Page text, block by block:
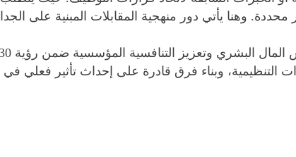
وهنا يأتي دور منهجية المقابلات المبنية على
التنظيمية، وبناء فرق قادرة على إحداث تأثير فعلي في